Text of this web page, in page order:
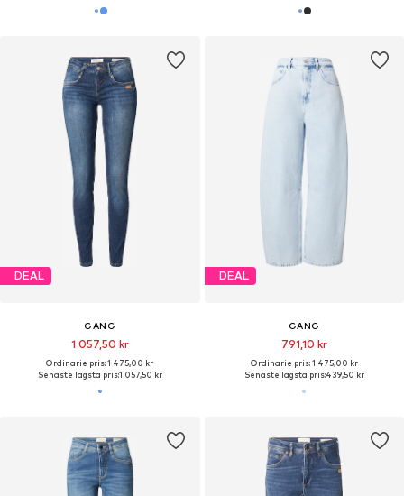
DEAL
GANG
1 057,50 kr
Ordinarie pris: 1 475,00 kr
Senaste lägsta pris:1 057,50 kr
DEAL
GANG
791,10 kr
Ordinarie pris: 1 475,00 kr
Senaste lägsta pris:439,50 kr